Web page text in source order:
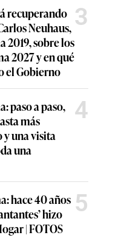
recuperando
Neuhaus,
2019, sobre los
2027 y en qué
el Gobierno
3
paso a paso,
más
y una visita
una
4
hace 40 años
hizo
| FOTOS
5